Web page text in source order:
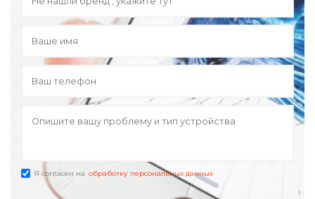
Я согласен на обработку персональных данных